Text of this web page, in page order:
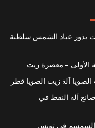
بذور عباد الشمس سلطنة
الأولى – معصرة زيت
آلة زيت الصويا قطر
آلة النفط في
السمسم في تونس